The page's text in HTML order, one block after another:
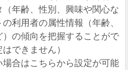
年齢、性別、興味や関心な
利用者の属性情報（年齢、
の傾向を把握することがで
できません）
合はこちらから設定が可能